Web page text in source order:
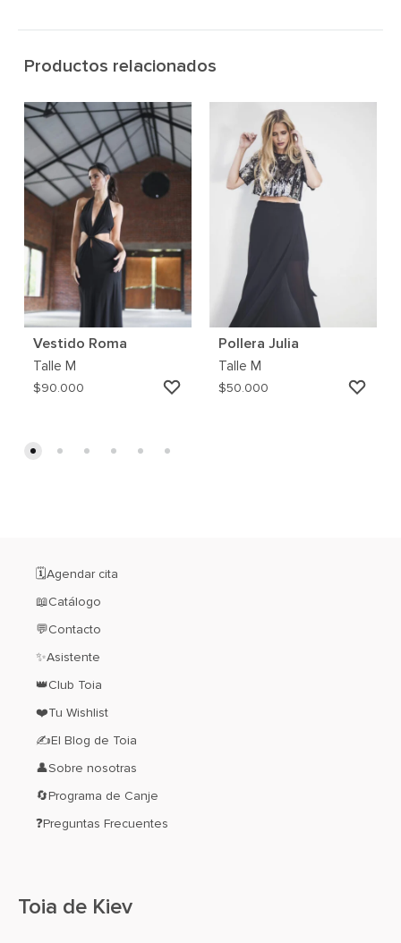
Productos relacionados
Vestido Roma
Talle M
$90.000
AGREGAR
Pollera Julia
Talle M
$50.000
🗓️Agendar cita
📖Catálogo
💬Contacto
✨Asistente
👑Club Toia
❤️Tu Wishlist
✍El Blog de Toia
👤Sobre nosotras
🔄Programa de Canje
❓Preguntas Frecuentes
Toia de Kiev